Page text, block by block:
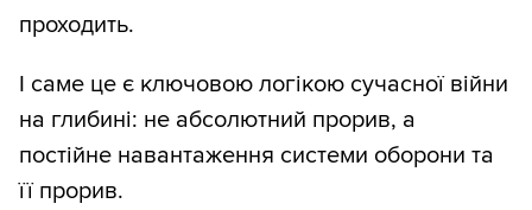
проходить.
І саме це є ключовою логікою сучасної війни
на глибині: не абсолютний прорив, а
постійне навантаження системи оборони та
її прорив.